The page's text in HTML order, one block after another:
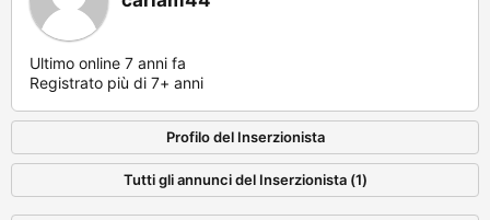
Ultimo online 7 anni fa
Registrato più di 7+ anni
Profilo del Inserzionista
Tutti gli annunci del Inserzionista (1)